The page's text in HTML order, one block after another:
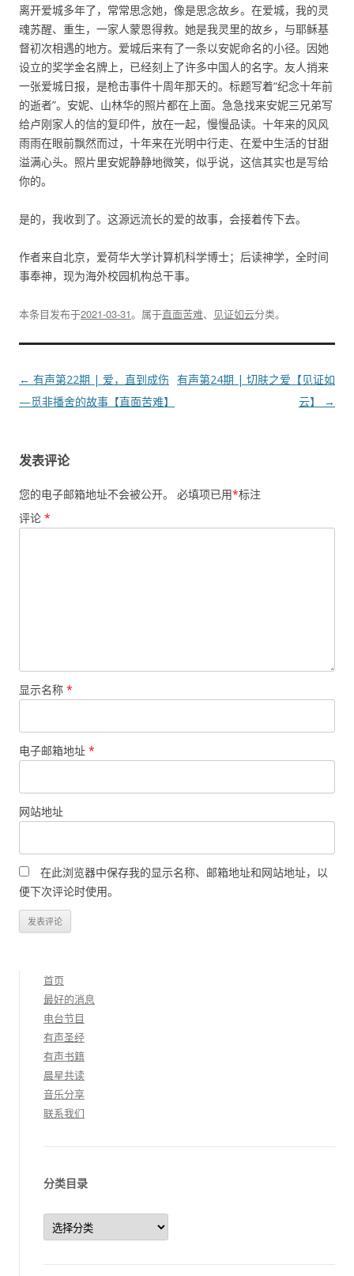
离开爱城多年了，常常思念她，像是思念故乡。在爱城，我的灵
魂苏醒、重生，一家人蒙恩得救。她是我灵里的故乡，与耶稣基
督初次相遇的地方。爱城后来有了一条以安妮命名的小径。因她
设立的奖学金名牌上，已经刻上了许多中国人的名字。友人捎来
一张爱城日报，是枪击事件十周年那天的。标题写着“纪念十年前
的逝者”。安妮、山林华的照片都在上面。急急找来安妮三兄弟写
给卢刚家人的信的复印件，放在一起，慢慢品读。十年来的风风
雨雨在眼前飘然而过，十年来在光明中行走、在爱中生活的甘甜
溢满心头。照片里安妮静静地微笑，似乎说，这信其实也是写给
你的。
是的，我收到了。这源远流长的爱的故事，会接着传下去。
作者来自北京，爱荷华大学计算机科学博士；后读神学，全时间
事奉神，现为海外校园机构总干事。
本条目发布于2021-03-31。属于直面苦难、 见证如云分类。
文
章
← 有声第22期 | 爱，直到成伤
—觅非播舍的故事【直面苦难】
有声第24期 | 切肤之爱【见证如
云】
→
发表评论
您的电子邮箱地址不会被公开。 必填项已用*标注
评论 *
显示名称 *
电子邮箱地址 *
网站地址
在此浏览器中保存我的显示名称、邮箱地址和网站地址，以
便下次评论时使用。
首页
最好的消息
电台节目
有声圣经
有声书籍
晨星共读
音乐分享
联系我们
分类目录
分
类
目